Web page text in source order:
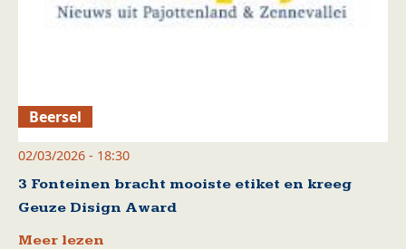
Beersel
02/03/2026 - 18:30
3 Fonteinen bracht mooiste etiket en kreeg
Geuze Disign Award
Meer lezen